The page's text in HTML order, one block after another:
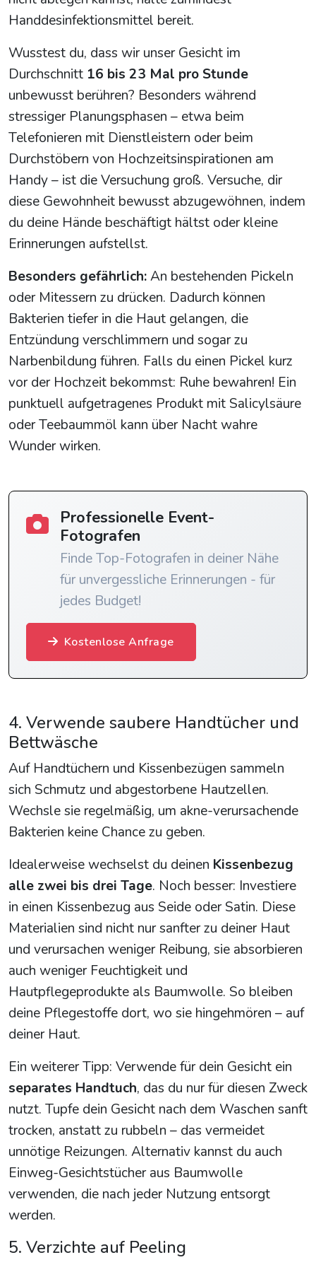
Handdesinfektionsmittel bereit.
Wusstest du, dass wir unser Gesicht im
Durchschnitt 16 bis 23 Mal pro Stunde
unbewusst berühren? Besonders während
stressiger Planungsphasen – etwa beim
Telefonieren mit Dienstleistern oder beim
Durchstöbern von Hochzeitsinspirationen am
Handy – ist die Versuchung groß. Versuche, dir
diese Gewohnheit bewusst abzugewöhnen, indem
du deine Hände beschäftigt hältst oder kleine
Erinnerungen aufstellst.
Besonders gefährlich:An bestehenden Pickeln
oder Mitessern zu drücken. Dadurch können
Bakterien tiefer in die Haut gelangen, die
Entzündung verschlimmern und sogar zu
Narbenbildung führen. Falls du einen Pickel kurz
vor der Hochzeit bekommst: Ruhe bewahren! Ein
punktuell aufgetragenes Produkt mit Salicylsäure
oder Teebaummöl kann über Nacht wahre
Wunder wirken.
Professionelle Event-
Fotografen
Finde Top-Fotografen in deiner Nähe
für unvergessliche Erinnerungen - für
jedes Budget!
Kostenlose Anfrage
4. Verwende saubere Handtücher und
Bettwäsche
Auf Handtüchern und Kissenbezügen sammeln
sich Schmutz und abgestorbene Hautzellen.
Wechsle sie regelmäßig, um akne-verursachende
Bakterien keine Chance zu geben.
Idealerweise wechselst du deinen Kissenbezug
alle zwei bis drei Tage. Noch besser: Investiere
in einen Kissenbezug aus Seide oder Satin. Diese
Materialien sind nicht nur sanfter zu deiner Haut
und verursachen weniger Reibung, sie absorbieren
auch weniger Feuchtigkeit und
Hautpflegeprodukte als Baumwolle. So bleiben
deine Pflegestoffe dort, wo sie hingehmören – auf
deiner Haut.
Ein weiterer Tipp: Verwende für dein Gesicht ein
separates Handtuch, das du nur für diesen Zweck
nutzt. Tupfe dein Gesicht nach dem Waschen sanft
trocken, anstatt zu rubbeln – das vermeidet
unnötige Reizungen. Alternativ kannst du auch
Einweg-Gesichtstücher aus Baumwolle
verwenden, die nach jeder Nutzung entsorgt
werden.
5. Verzichte auf Peeling